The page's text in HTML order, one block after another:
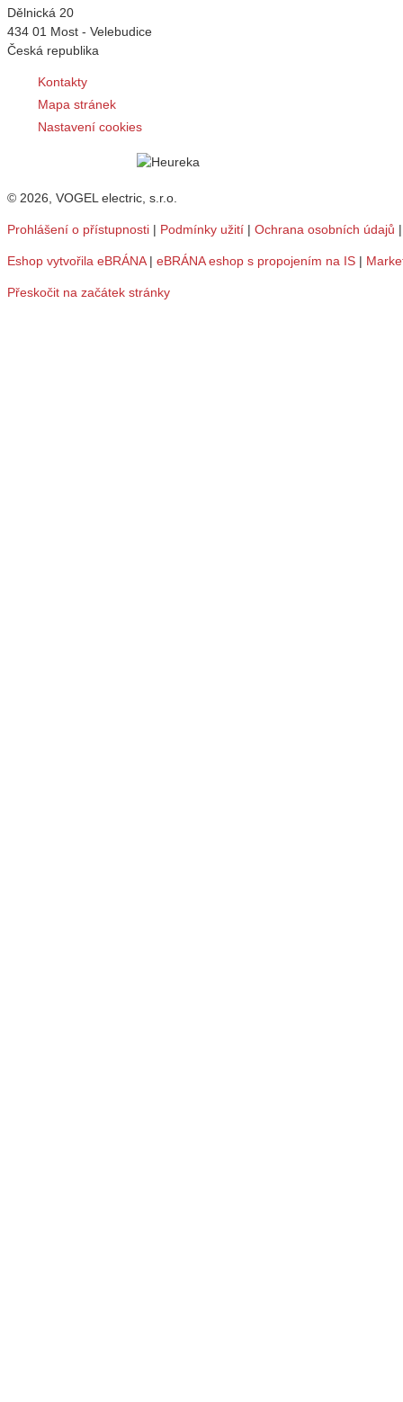
Dělnická 20
434 01 Most - Velebudice
Česká republika
Kontakty
Mapa stránek
Nastavení cookies
© 2026, VOGEL electric, s.r.o.
Prohlášení o přístupnosti | Podmínky užití | Ochrana osobních údajů
Eshop vytvořila eBRÁNA| eBRÁNA eshop s propojením na IS |
Přeskočit na začátek stránky